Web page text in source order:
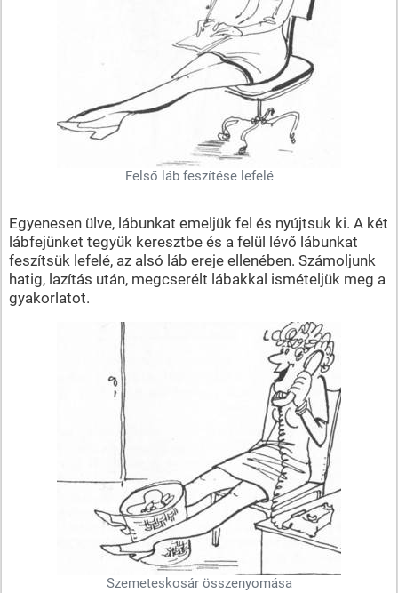
Felső láb feszítése lefelé
Egyenesen ülve, lábunkat emeljük fel és nyújtsuk ki. A két
lábfejünket tegyük keresztbe és a felül lévő lábunkat
feszítsük lefelé, az alsó láb ereje ellenében. Számoljunk
hatig, lazítás után, megcserélt lábakkal ismételjük meg a
gyakorlatot.
Szemeteskosár összenyomása